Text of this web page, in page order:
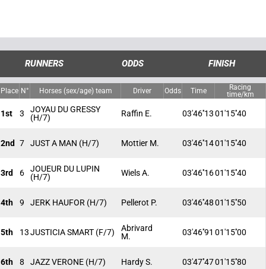
RUNNERS ODDS FINISH
Place N° Horses (sex/age) team Driver Odds Time
Racing
time/km
1st 3
JOYAU DU GRESSY
(H/7)
Raffin E. 03'46''1301'15''40
2nd 7 JUST A MAN (H/7) Mottier M. 03'46''1401'15''40
3rd 6
JOUEUR DU LUPIN
(H/7)
Wiels A. 03'46''1601'15''40
4th 9 JERK HAUFOR (H/7) Pellerot P. 03'46''4801'15''50
5th 13JUSTICIA SMART (F/7)
Abrivard
M.
03'46''91 01'15''00
6th 8 JAZZ VERONE (H/7) Hardy S. 03'47''4701'15''80